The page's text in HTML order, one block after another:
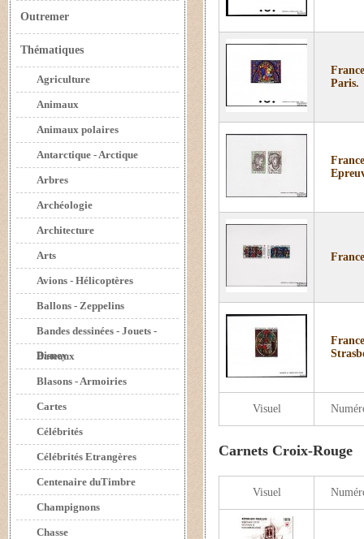
Outremer
Thématiques
Agriculture
Animaux
Animaux polaires
Antarctique - Arctique
Arbres
Archéologie
Architecture
Arts
Avions - Hélicoptères
Ballons - Zeppelins
Bandes dessinées - Jouets -
Disney
Bateaux
Blasons - Armoiries
Cartes
Célébrités
Célébrités Etrangères
Centenaire duTimbre
Champignons
Chasse
Visuel
Paris.
Carnets Croix-Rouge
Visuel